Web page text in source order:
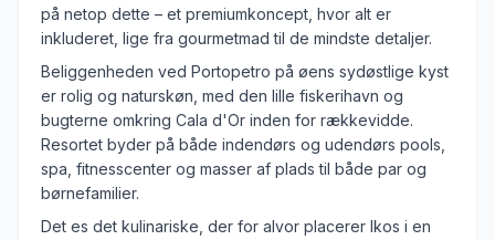
på netop dette – et premiumkoncept, hvor alt er
inkluderet, lige fra gourmetmad til de mindste detaljer.
Beliggenheden ved Portopetro på øens sydøstlige kyst
er rolig og naturskøn, med den lille fiskerihavn og
bugterne omkring Cala d'Or inden for rækkevidde.
Resortet byder på både indendørs og udendørs pools,
spa, fitnesscenter og masser af plads til både par og
børnefamilier.
Det es det kulinariske, der for alvor placerer Ikos i en